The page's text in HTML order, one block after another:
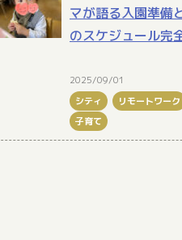
マが語る入園準備
のスケジュール完
2025/09/01
シティ
リモートワーク
子育て